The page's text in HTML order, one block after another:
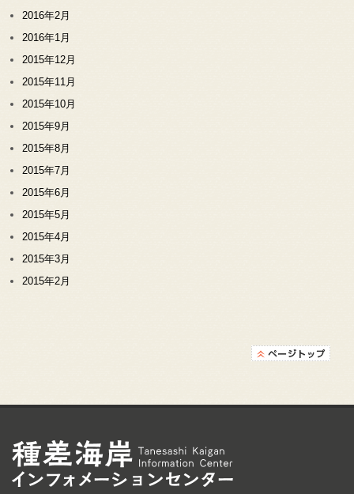
2016年2月
2016年1月
2015年12月
2015年11月
2015年10月
2015年9月
2015年8月
2015年7月
2015年6月
2015年5月
2015年4月
2015年3月
2015年2月